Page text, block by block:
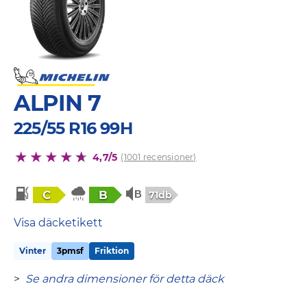
ALPIN 7
225/55 R16 99H
4,7/5 (1001 recensioner)
C B 71db
Visa däcketikett
Vinter 3pmsf Friktion
> Se andra dimensioner för detta däck